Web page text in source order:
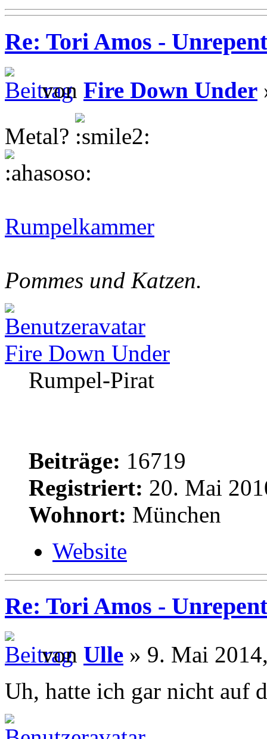
Re: Tori Amos -
von Fire Down Under
Metal?
Rumpelkammer
Pommes und Katzen.
Fire Down Under
Rumpel-Pirat
Beiträge: 16719
Registriert: 20. Mai
Wohnort: München
Website
Re: Tori Amos -
von Ulle » 9. Mai
Uh, hatte ich gar nicht auf